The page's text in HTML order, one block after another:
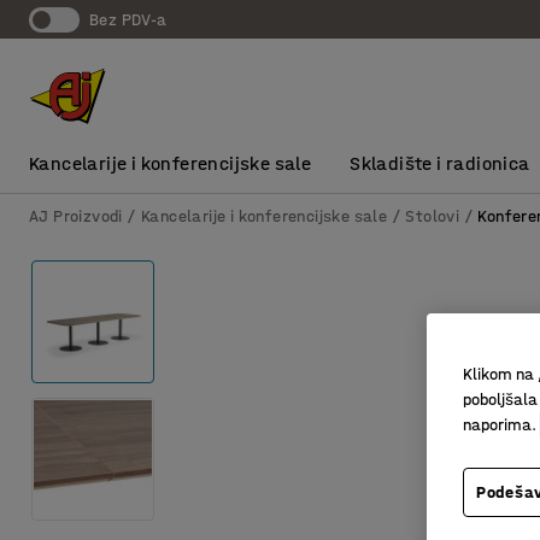
bez PDV-a
Kancelarije i konferencijske sale Skladište i radionica
AJ Proizvodi Kancelarije i konferencijske sale Stolovi
Klikom na
naporima.